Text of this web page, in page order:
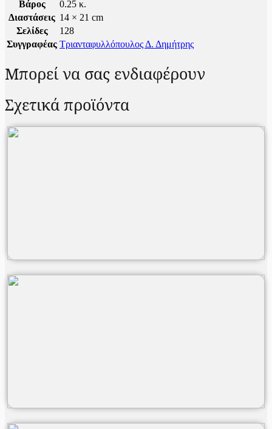
Βάρος
0.25 κ.
Διαστάσεις 14 × 21 cm
Σελίδες
128
Συγγραφέας Τριανταφυλλόπουλος Δ. Δημήτρης
Μπορεί να σας ενδιαφέρουν
Σχετικά προϊόντα